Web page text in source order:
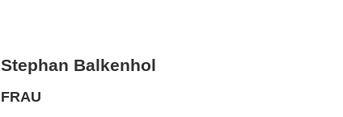
Stephan Balkenhol
FRAU